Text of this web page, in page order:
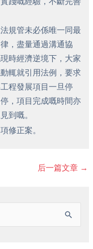
規管未必係唯一同最
，盡量通過溝通協
時經濟逆境下，大家
輒就引用法例，要求
程發展項目一旦停
，項目完成嘅時間亦
到嘅。
修正案。
后一篇文章 →